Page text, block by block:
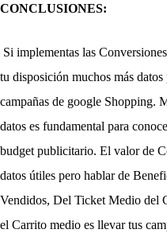
CONCLUSIONES:
Si implementas las
tu disposición muchos más
campañas de google Shopping.
datos es fundamental para
budget publicitario. El valor de
datos útiles pero hablar de
Vendidos, Del Ticket Medio del
el Carrito medio es llevar tus